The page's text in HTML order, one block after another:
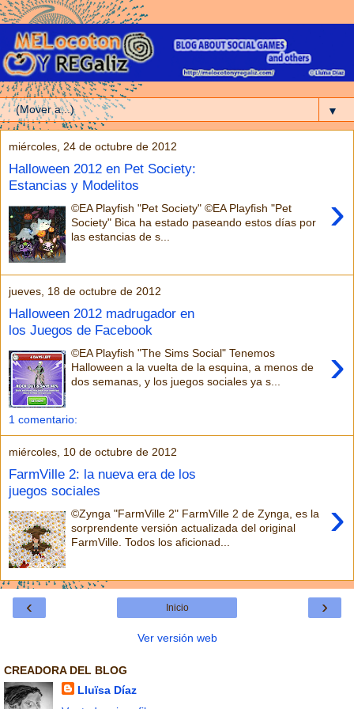
▼
miércoles, 24 de octubre de 2012
Halloween 2012 en Pet Society:
Estancias y Modelitos
›
©EA Playfish "Pet Society" ©EA Playfish "Pet
Society" Bica ha estado paseando estos días por
las estancias de s...
jueves, 18 de octubre de 2012
Halloween 2012 madrugador en
los Juegos de Facebook
›
©EA Playfish "The Sims Social" Tenemos
Halloween a la vuelta de la esquina, a menos de
dos semanas, y los juegos sociales ya s...
1 comentario:
miércoles, 10 de octubre de 2012
FarmVille 2: la nueva era de los
juegos sociales
›
©Zynga "FarmVille 2" FarmVille 2 de Zynga, es la
sorprendente versión actualizada del original
FarmVille. Todos los aficionad...
‹ ›
Inicio
Ver versión web
CREADORA DEL BLOG
Lluïsa Díaz